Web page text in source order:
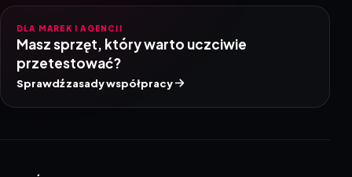
DLA MAREK I AGENCJI
Masz sprzęt, który warto uczciwie
przetestować?
Sprawdź zasady współpracy